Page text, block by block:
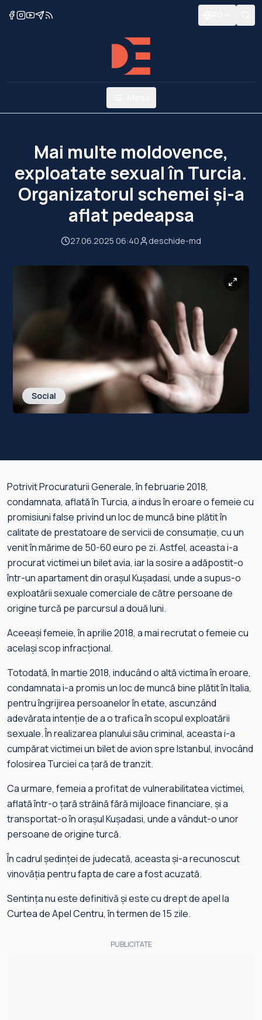
Mai multe moldovence,
exploatate sexual în Turcia.
Organizatorul schemei și-a
aflat pedeapsa
27.06.2025 06:40 deschide-md
Social
Potrivit Procuraturii Generale, în februarie 2018,
condamnata, aflată în Turcia, a indus în eroare o femeie cu
promisiuni false privind un loc de muncă bine plătit în
calitate de prestatoare de servicii de consumație, cu un
venit în mărime de 50-60 euro pe zi. Astfel, aceasta i-a
procurat victimei un bilet avia, iar la sosire a adăpostit-o
într-un apartament din orașul Kușadasi, unde a supus-o
exploatării sexuale comerciale de către persoane de
origine turcă pe parcursul a două luni.
Aceeași femeie, în aprilie 2018, a mai recrutat o femeie cu
același scop infracțional.
Totodată, în martie 2018, inducând o altă victima în eroare,
condamnata i-a promis un loc de muncă bine plătit în Italia,
pentru îngrijirea persoanelor în etate, ascunzând
adevărata intenție de a o trafica în scopul exploatării
sexuale. În realizarea planului său criminal, aceasta i-a
cumpărat victimei un bilet de avion spre Istanbul, invocând
folosirea Turciei ca țară de tranzit.
Ca urmare, femeia a profitat de vulnerabilitatea victimei,
aflată într-o țară străină fără mijloace financiare, și a
transportat-o în orașul Kușadasi, unde a vândut-o unor
persoane de origine turcă.
În cadrul ședinței de judecată, aceasta și-a recunoscut
vinovăția pentru fapta de care a fost acuzată.
Sentința nu este definitivă și este cu drept de apel la
Curtea de Apel Centru, în termen de 15 zile.
PUBLICITATE